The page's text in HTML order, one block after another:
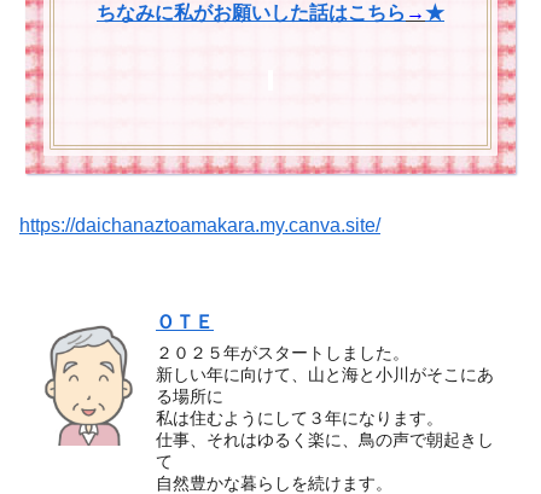
ちなみに私がお願いした話はこちら →★
https://daichanaztoamakara.my.canva.site/
ＯＴＥ
２０２５年がスタートしました。
新しい年に向けて、山と海と小川がそこにあ
る場所に
私は住むようにして３年になります。
仕事、それはゆるく楽に、鳥の声で朝起きし
て
自然豊かな暮らしを続けます。